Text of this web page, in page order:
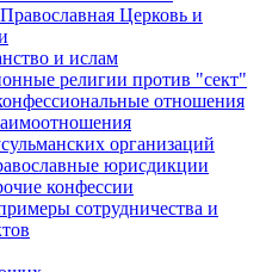
Церковь и
и ислам
религии против "сект"
отношения
организаций
юрисдикции
конфессии
сотрудничества и